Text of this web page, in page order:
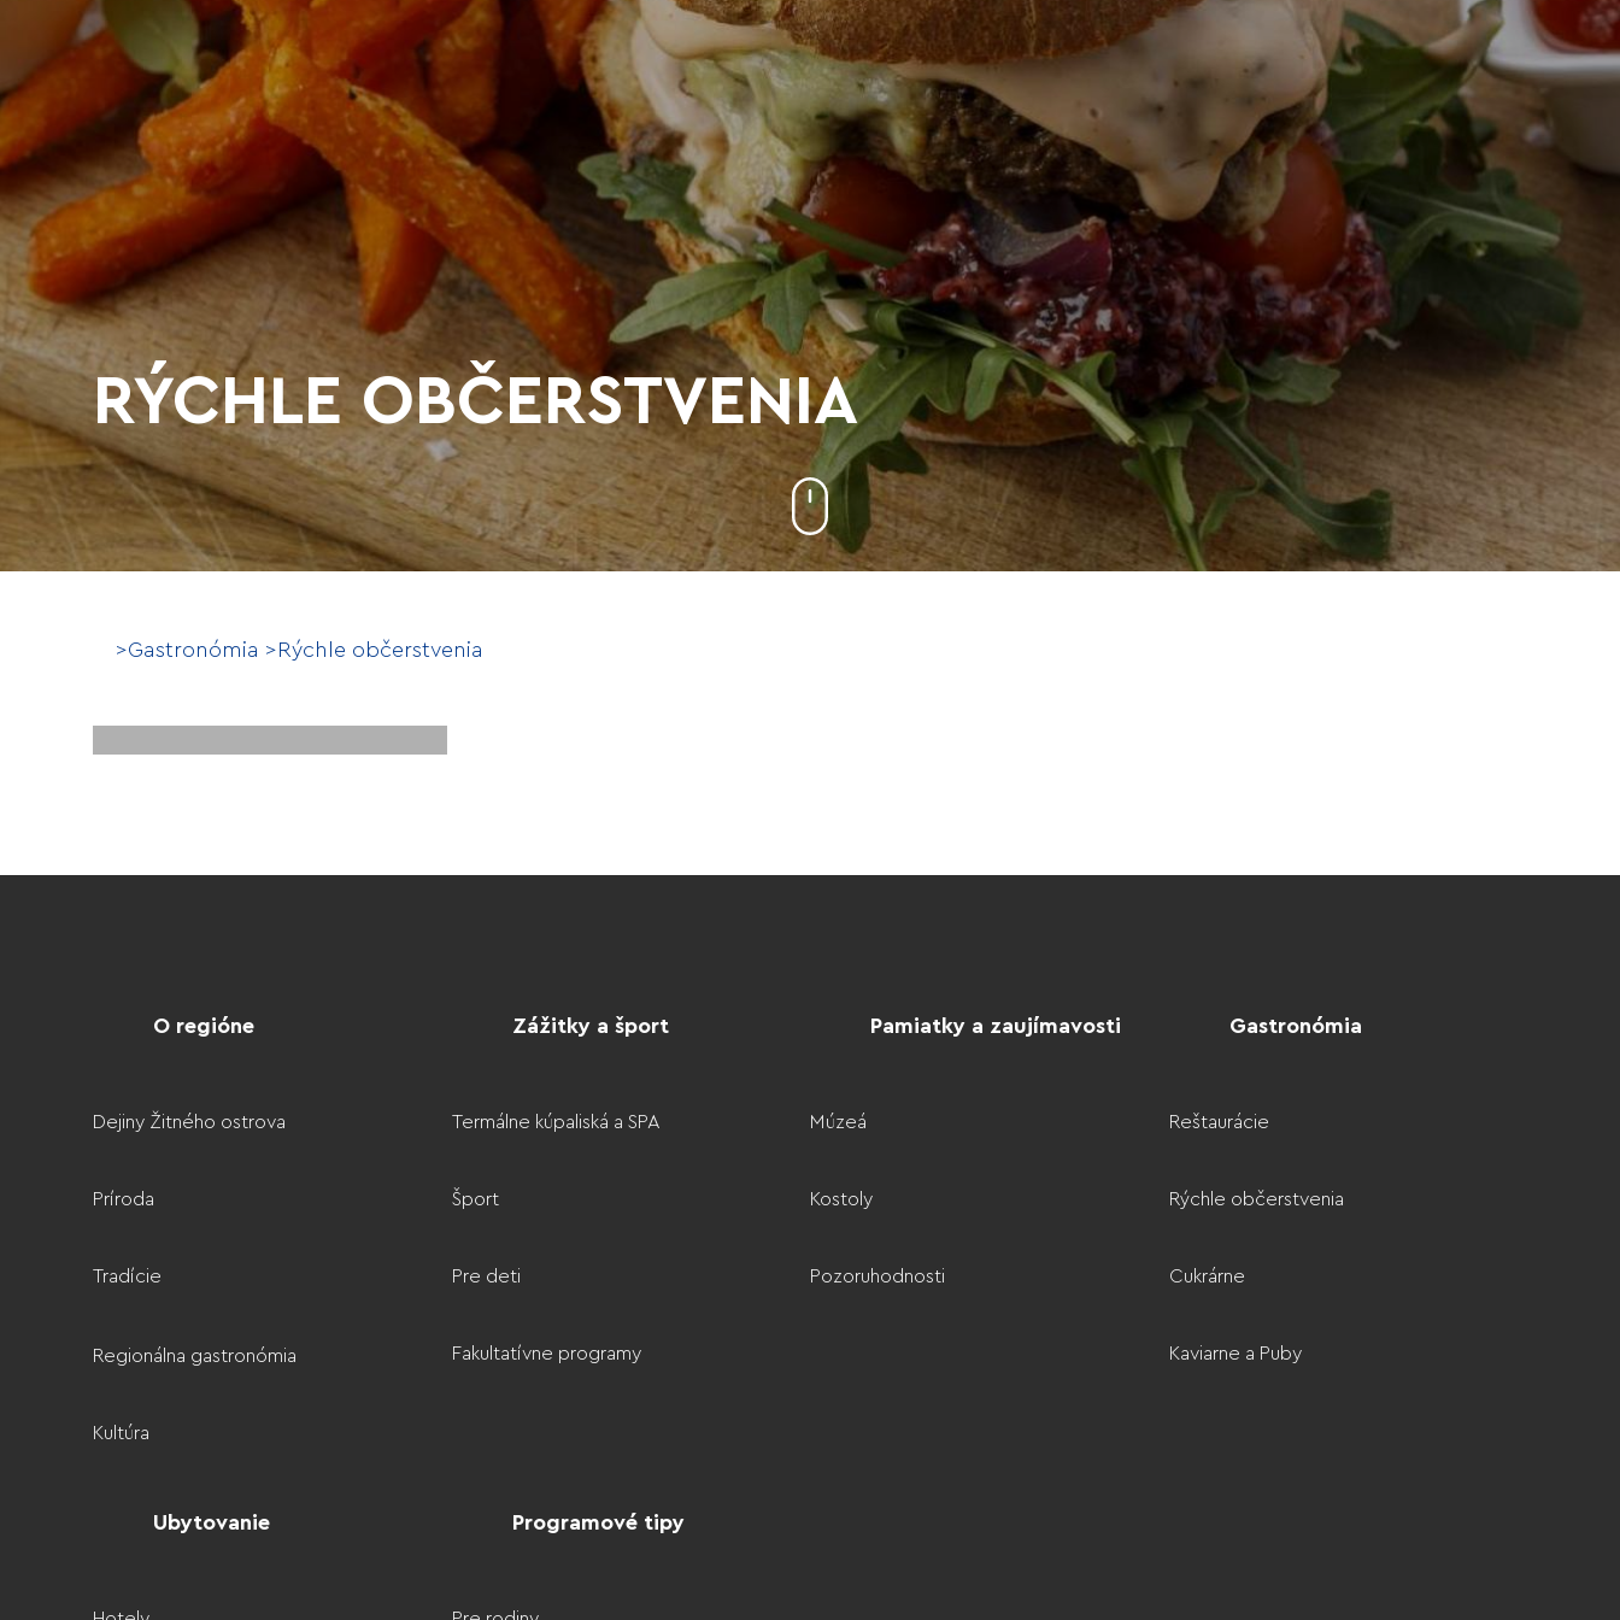
RÝCHLE OBČERSTVENIA
>Gastronómia >Rýchle občerstvenia
O regióne
Dejiny Žitného ostrova
Príroda
Tradície
Regionálna gastronómia
Kultúra
Zážitky a šport
Termálne kúpaliská a SPA
Šport
Pre deti
Fakultatívne programy
Pamiatky a zaujímavosti
Múzeá
Kostoly
Pozoruhodnosti
Gastronómia
Reštaurácie
Rýchle občerstvenia
Cukrárne
Kaviarne a Puby
Ubytovanie Programové tipy